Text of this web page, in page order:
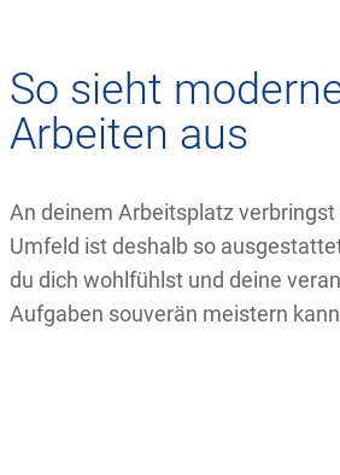
So sieht
Arbeiten aus
An deinem Arbeitsplatz
Umfeld ist deshalb so
du dich wohlfühlst und deine
Aufgaben souverän meistern